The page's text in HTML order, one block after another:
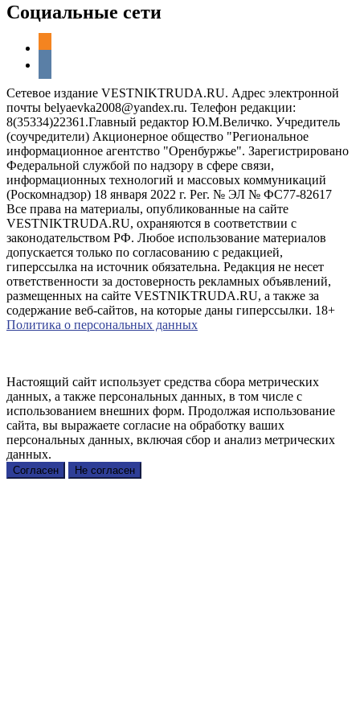
Социальные сети
Сетевое издание VESTNIKTRUDA.RU. Адрес электронной
почты belyaevka2008@yandex.ru. Телефон редакции:
8(35334)22361.Главный редактор Ю.М.Величко. Учредитель
(соучредители) Акционерное общество "Региональное
информационное агентство "Оренбуржье". Зарегистрировано
Федеральной службой по надзору в сфере связи,
информационных технологий и массовых коммуникаций
(Роскомнадзор) 18 января 2022 г. Рег. № ЭЛ № ФС77-82617
Все права на материалы, опубликованные на сайте
VESTNIKTRUDA.RU, охраняются в соответствии с
законодательством РФ. Любое использование материалов
допускается только по согласованию с редакцией,
гиперссылка на источник обязательна. Редакция не несет
ответственности за достоверность рекламных объявлений,
размещенных на сайте VESTNIKTRUDA.RU, а также за
содержание веб-сайтов, на которые даны гиперссылки. 18+
Политика о персональных данных
Настоящий сайт использует средства сбора метрических
данных, а также персональных данных, в том числе с
использованием внешних форм. Продолжая использование
сайта, вы выражаете согласие на обработку ваших
персональных данных, включая сбор и анализ метрических
данных.
Согласен Не согласен